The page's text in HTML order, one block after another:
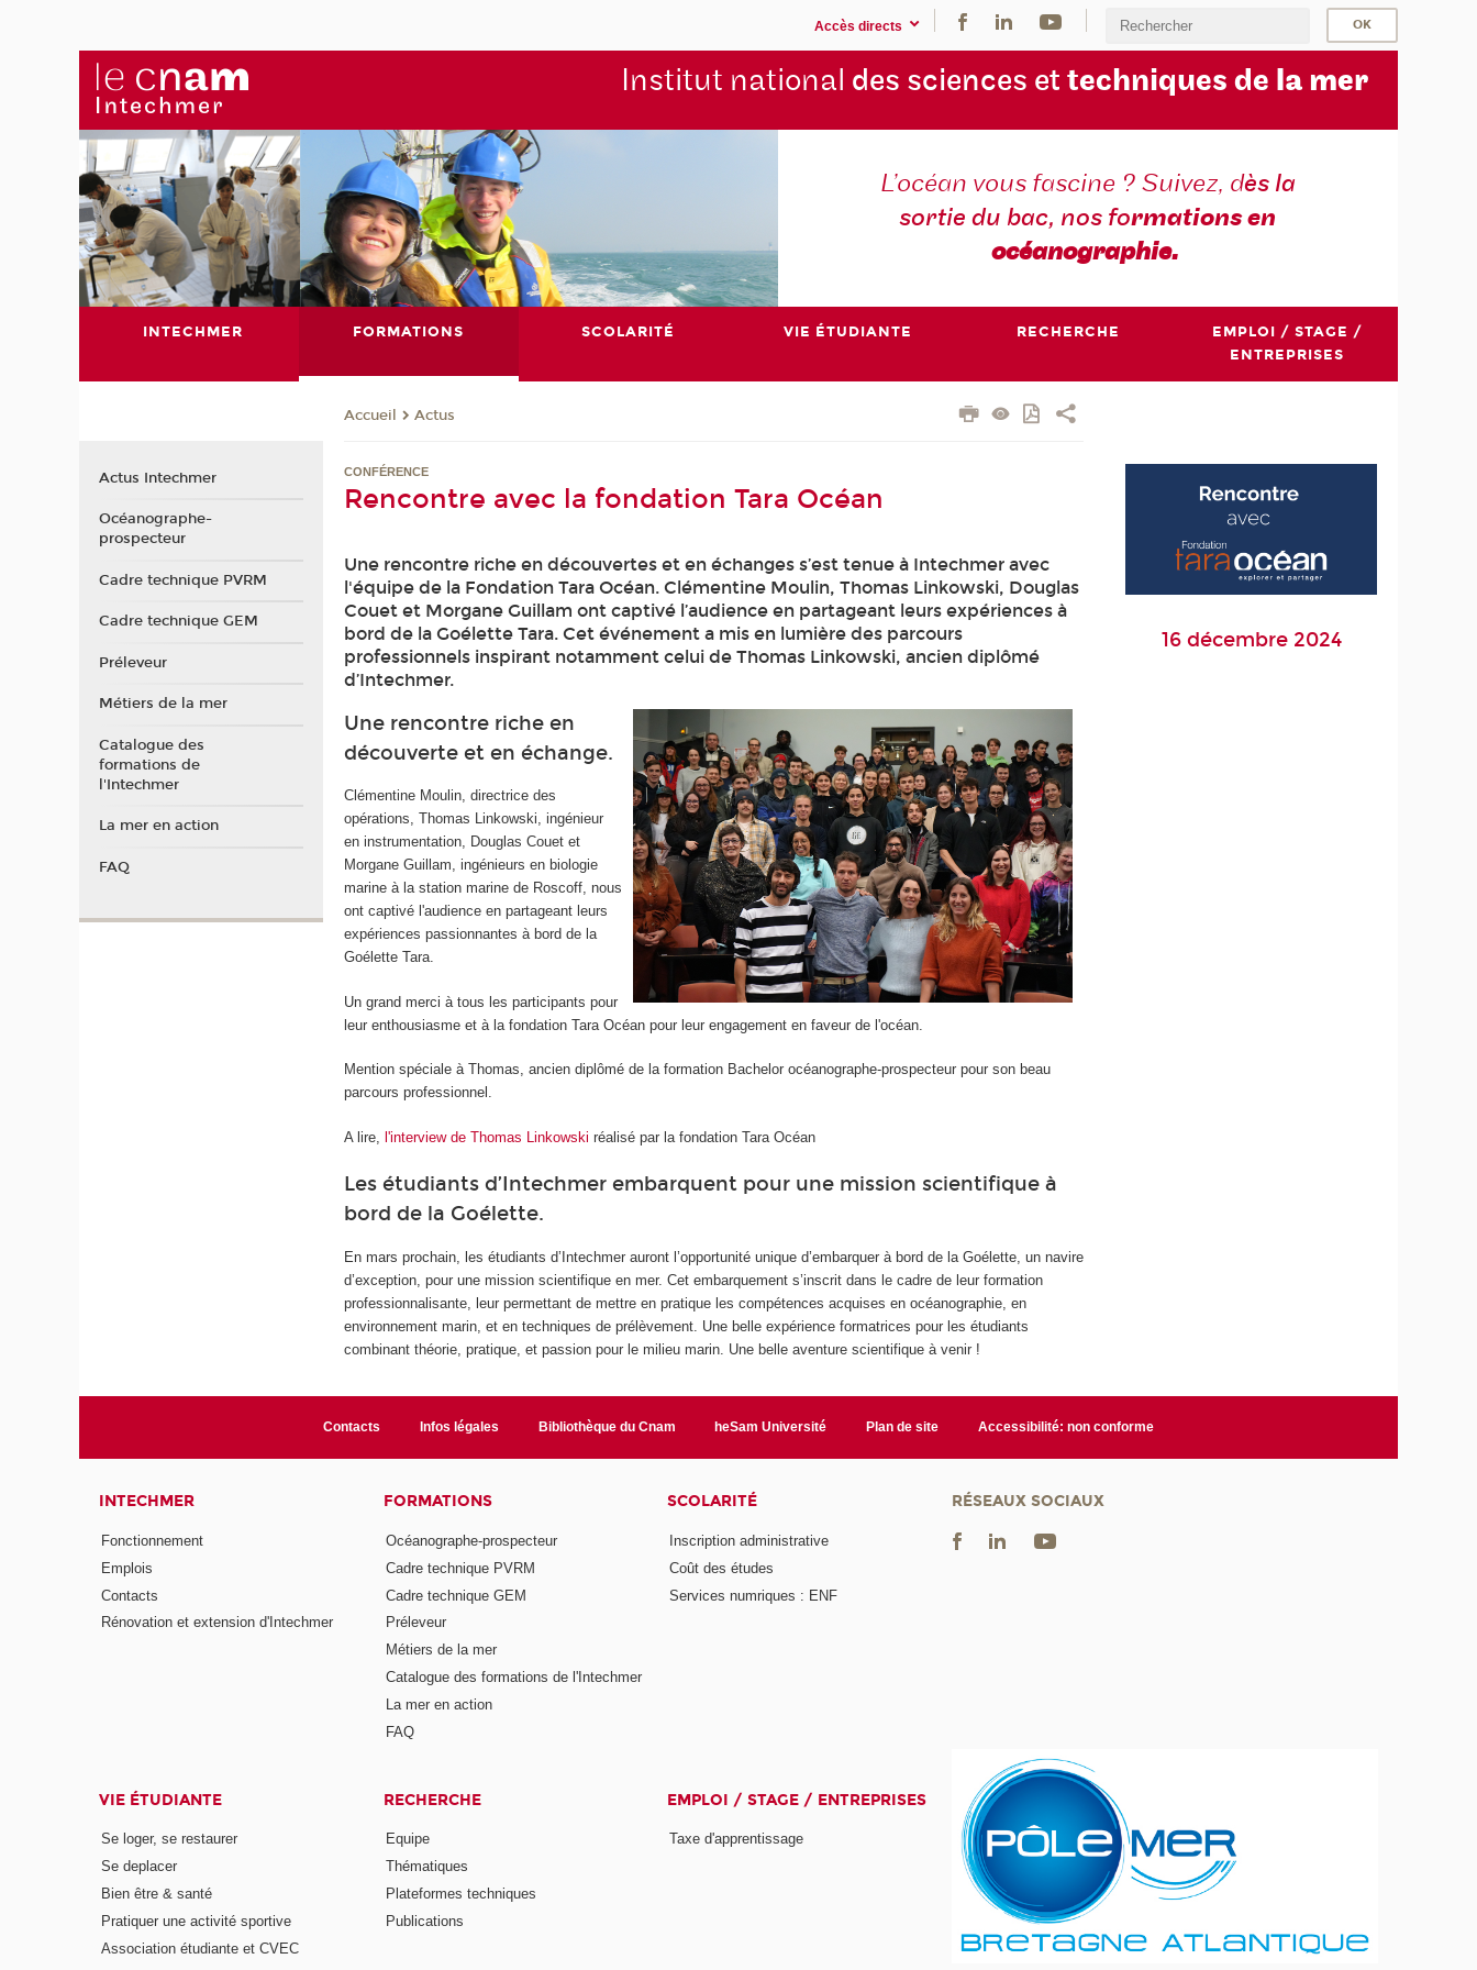
Accès directs
Institut national des sciences et techniques de la mer
L’océan vous fascine ? Suivez, dès la
sortie du bac, nos formations en
océanographie.
INTECHMER FORMATIONS SCOLARITÉ VIE ÉTUDIANTE RECHERCHE
EMPLOI / STAGE /
ENTREPRISES
Accueil Actus
CONFÉRENCE
Rencontre avec la fondation Tara Océan
Une rencontre riche en découvertes et en échanges s’est tenue à Intechmer avec
l'équipe de la Fondation Tara Océan. Clémentine Moulin, Thomas Linkowski, Douglas
Couet et Morgane Guillam ont captivé l’audience en partageant leurs expériences à
bord de la Goélette Tara. Cet événement a mis en lumière des parcours
professionnels inspirant notamment celui de Thomas Linkowski, ancien diplômé
d’Intechmer.
Une rencontre riche en
découverte et en échange.
Clémentine Moulin, directrice des
opérations, Thomas Linkowski, ingénieur
en instrumentation, Douglas Couet et
Morgane Guillam, ingénieurs en biologie
marine à la station marine de Roscoff, nous
ont captivé l'audience en partageant leurs
expériences passionnantes à bord de la
Goélette Tara.
Un grand merci à tous les participants pour
leur enthousiasme et à la fondation Tara Océan pour leur engagement en faveur de l'océan.
Mention spéciale à Thomas, ancien diplômé de la formation Bachelor océanographe-prospecteur pour son beau
parcours professionnel.
A lire, l'interview de Thomas Linkowski réalisé par la fondation Tara Océan
Les étudiants d’Intechmer embarquent pour une mission scientifique à
bord de la Goélette.
En mars prochain, les étudiants d’Intechmer auront l’opportunité unique d’embarquer à bord de la Goélette, un navire
d’exception, pour une mission scientifique en mer. Cet embarquement s’inscrit dans le cadre de leur formation
professionnalisante, leur permettant de mettre en pratique les compétences acquises en océanographie, en
environnement marin, et en techniques de prélèvement. Une belle expérience formatrices pour les étudiants
combinant théorie, pratique, et passion pour le milieu marin. Une belle aventure scientifique à venir !
16 décembre 2024
Actus Intechmer
Océanographe-
prospecteur
Cadre technique PVRM
Cadre technique GEM
Préleveur
Métiers de la mer
Catalogue des
formations de
l'Intechmer
La mer en action
FAQ
Contacts Infos légales Bibliothèque du Cnam heSam Université Plan de site Accessibilité: non conforme
INTECHMER
Fonctionnement
Emplois
Contacts
Rénovation et extension d'Intechmer
FORMATIONS
Océanographe-prospecteur
Cadre technique PVRM
Cadre technique GEM
Préleveur
Métiers de la mer
Catalogue des formations de l'Intechmer
La mer en action
FAQ
SCOLARITÉ
Inscription administrative
Coût des études
Services numriques : ENF
VIE ÉTUDIANTE
Se loger, se restaurer
Se deplacer
Bien être & santé
Pratiquer une activité sportive
Association étudiante et CVEC
RECHERCHE
Equipe
Thématiques
Plateformes techniques
Publications
EMPLOI / STAGE / ENTREPRISES
Taxe d'apprentissage
RÉSEAUX SOCIAUX